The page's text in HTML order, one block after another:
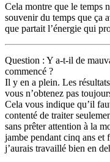
Cela montre que le temps
souvenir du temps que ça
que partait l’énergie qui
Question : Y a-t-il de
commencé ?
Il y en a plein. Les
vous n’obtenez pas
Cela vous indique qu’il
contenté de traiter
sans prêter attention à la
jambe pendant cinq ans et
j’aurais travaillé bien en